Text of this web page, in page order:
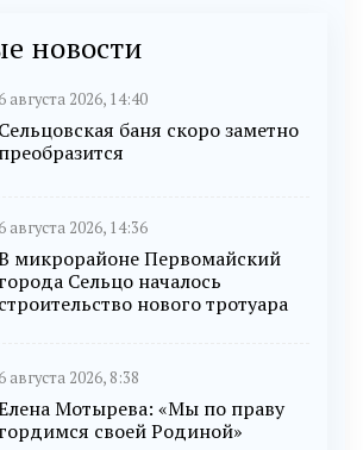
новости
6 августа 2026, 14:40
Сельцовская баня скоро заметно
преобразится
6 августа 2026, 14:36
микрорайоне Первомайский
города Сельцо началось
строительство нового тротуара
6 августа 2026, 8:38
Мотырева: «Мы по праву
гордимся своей Родиной»